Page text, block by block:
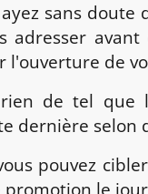
sans
adresser
l'ouverture de
rien de tel
dernière selon
pouvez